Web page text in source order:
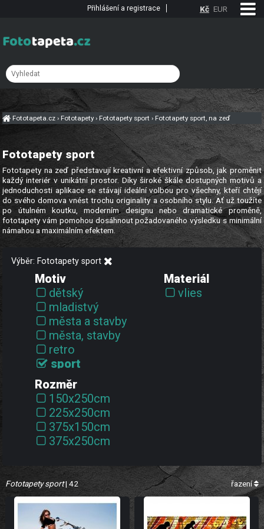
Fototapeta.cz› Fototapety› Fototapety sport › Fototapety sport, na zeď
Fototapety sport
Fototapety na zeď představují kreativní a efektivní způsob, jak proměnit
každý interiér v unikátní prostor. Díky široké škále dostupných motivů a
jednoduchosti aplikace se stávají ideální volbou pro všechny, kteří chtějí
do svého domova vnést trochu originality a osobního stylu. Ať už toužíte
po útulném koutku, moderním designu nebo dramatické proměně,
fototapety vám pomohou dosáhnout požadovaného výsledku s minimální
námahou a maximálním efektem.
Výběr: Fototapety sport
Motiv
dětský
mladistvý
města a stavby
města, stavby
retro
sport
vozidla
Materiál
vlies
Rozměr
150x250cm
225x250cm
375x150cm
375x250cm
Fototapety sport| 42 řazení
Kč EUR
Přihlášení a registrace